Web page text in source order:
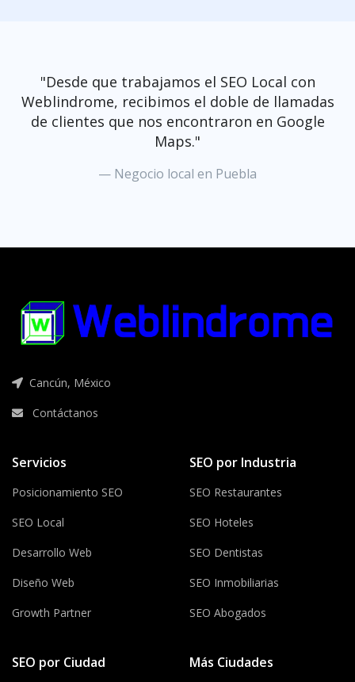
"Desde que trabajamos el SEO Local con
Weblindrome, recibimos el doble de llamadas
de clientes que nos encontraron en Google
Maps."
— Negocio local en Puebla
Cancún, México
Contáctanos
Servicios
Posicionamiento SEO
SEO Local
Desarrollo Web
Diseño Web
Growth Partner
SEO por Industria
SEO Restaurantes
SEO Hoteles
SEO Dentistas
SEO Inmobiliarias
SEO Abogados
SEO por Ciudad Más Ciudades